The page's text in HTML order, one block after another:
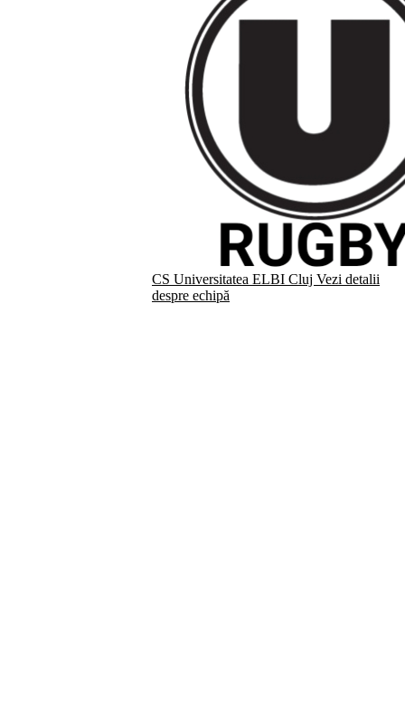
CS Universitatea ELBI Cluj Vezi detalii
despre echipă